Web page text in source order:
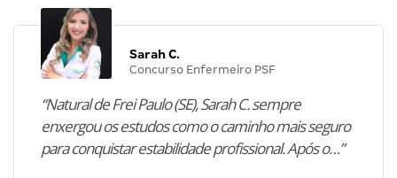
Sarah C.
Concurso Enfermeiro PSF
“Natural de Frei Paulo (SE), Sarah C. sempre
enxergou os estudos como o caminho mais seguro
para conquistar estabilidade profissional. Após o…”